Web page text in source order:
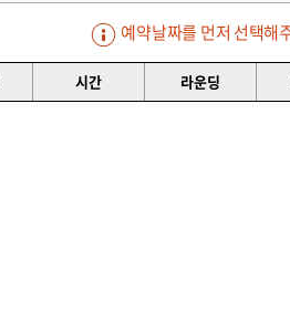
예약날짜를 먼저 선택해
시간 라운딩